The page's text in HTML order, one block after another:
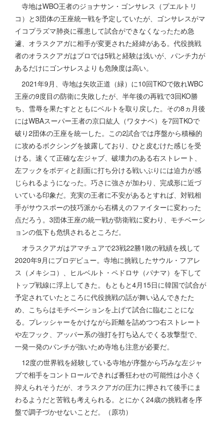
寺地はWBO王者のジョナサン・ゴンサレス（プエルトリ
コ）と3団体の王座統一戦を予定していたが、ゴンサレスがマ
イコプラズマ肺炎に罹患して試合ができなくなったため急
遽、オラスクアガに相手が変更された経緯がある。代役挑戦
者のオラスクアガはプロでは5戦と経験は浅いが、パンチ力が
あるだけにゴンサレスよりも危険度は高い。
2021年9月、寺地は矢吹正道（緑）に10回TKOで敗れWBC
王座の9度目の防衛に失敗したが、半年後の再戦で3回KO勝
ち、雪辱を果たすとともにベルトを取り戻した。その8ヵ月後
にはWBAスーパー王者の京口紘人（ワタナベ）を7回TKOで
破り2団体の王座を統一した。この2試合では序盤から積極的
に攻めるボクシングを披露しており、ひと皮むけた感じを受
ける。速くて正確な左ジャブ、破壊力のある右ストレート、
左フックをボディと顔面に打ち分ける戦いぶりには迫力が感
じられるようになった。巧さに強さが加わり、完成形に近づ
いている印象だ。充実の王者に不安があるとすれば、対戦相
手がサウスポーの技巧派から右構えのファイターに変わった
点だろう。3団体王座の統一戦が防衛戦に変わり、モチベーシ
ョンの低下も危惧されるところだ。
オラスクアガはアマチュアで23戦22勝1敗の戦績を残して
2020年9月にプロデビュー。寺地に挑戦したサウル・フアレ
ス（メキシコ）、ヒルベルト・ペドロサ（パナマ）を下して
トップ戦線に浮上してきた。もともと4月15日に韓国で試合が
予定されていたところに代役挑戦の話が舞い込んできたた
め、こちらはモチベーションを上げて試合に臨むことにな
る。プレッシャーをかけながら距離を詰めつつ右ストレート
や左フック、アッパー系の強打を打ち込んでくる攻撃型で、
一発一発のパンチが強いため寺地も注意が必要だ。
12度の世界戦を経験している寺地が序盤から巧みな左ジャ
ブで相手をコントロールできれば番狂わせの可能性は小さく
抑えられそうだが、オラスクアガの圧力に押されて後手にま
わるようだと苦戦も考えられる。とにかく24歳の挑戦者を序
盤で調子づかせないことだ。（原功）